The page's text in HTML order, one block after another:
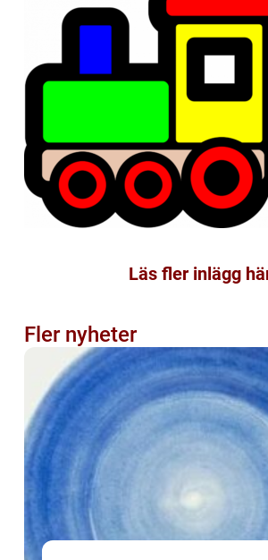
Läs fler inlägg
Fler nyheter